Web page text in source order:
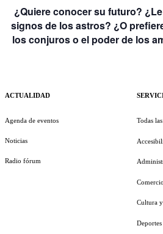
¿Quiere conocer su futuro?
signos de los astros? ¿O
los conjuros o el poder de los
ACTUALIDAD
Agenda de eventos
Noticias
Radio fórum
Todas
Cultura
Deportes